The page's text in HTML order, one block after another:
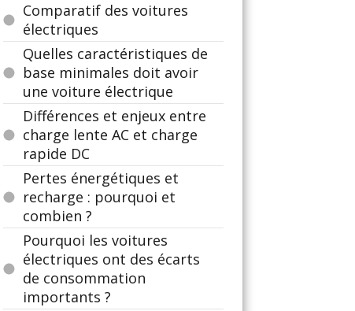
Comparatif des voitures
électriques
Quelles caractéristiques de
base minimales doit avoir
une voiture électrique
Différences et enjeux entre
charge lente AC et charge
rapide DC
Pertes énergétiques et
recharge : pourquoi et
combien ?
Pourquoi les voitures
électriques ont des écarts
de consommation
importants ?